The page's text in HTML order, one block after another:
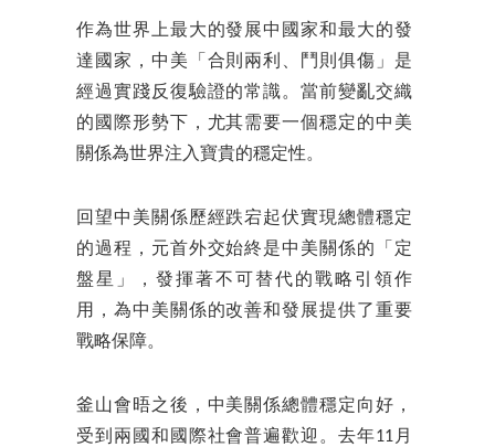
作為世界上最大的發展中國家和最大的發
達國家，中美「合則兩利、鬥則俱傷」是
經過實踐反復驗證的常識。當前變亂交織
的國際形勢下，尤其需要一個穩定的中美
關係為世界注入寶貴的穩定性。
回望中美關係歷經跌宕起伏實現總體穩定
的過程，元首外交始終是中美關係的「定
盤星」，發揮著不可替代的戰略引領作
用，為中美關係的改善和發展提供了重要
戰略保障。
釜山會晤之後，中美關係總體穩定向好，
受到兩國和國際社會普遍歡迎。去年11月